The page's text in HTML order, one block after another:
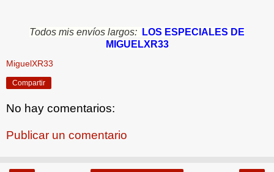
Todos mis envíos largos:
LOS ESPECIALES DE
MIGUELXR33
MiguelXR33
Compartir
No hay comentarios:
Publicar un comentario